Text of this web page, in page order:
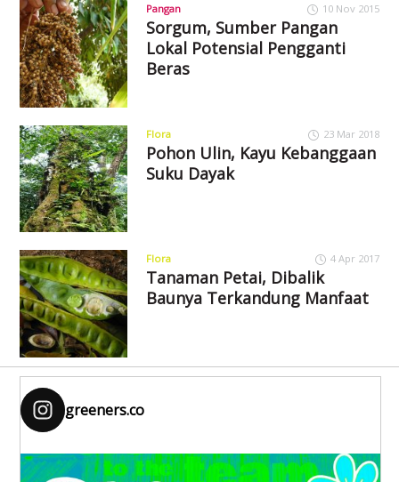
Pangan 10 Nov 2015
Sorgum, Sumber Pangan
Lokal Potensial Pengganti
Beras
Flora 23 Mar 2018
Pohon Ulin, Kayu Kebanggaan
Suku Dayak
Flora 4 Apr 2017
Tanaman Petai, Dibalik
Baunya Terkandung Manfaat
greeners.co